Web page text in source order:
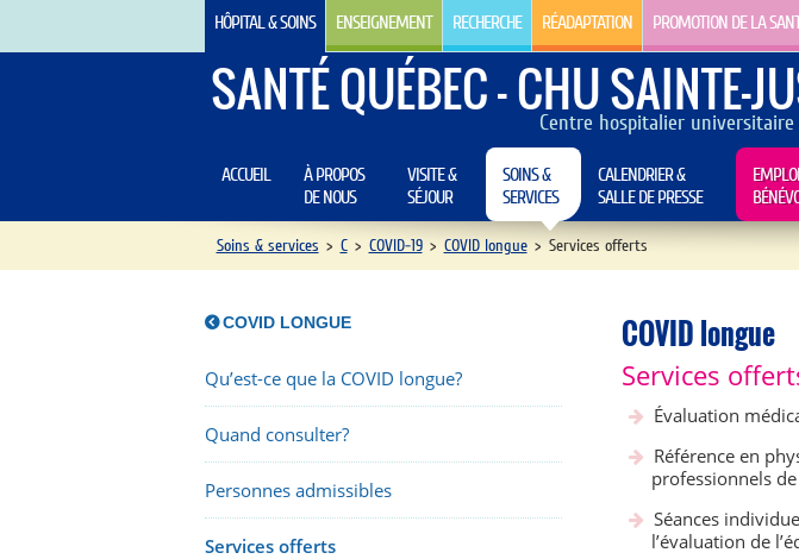
HÔPITAL & SOINS ENSEIGNEMENT RECHERCHE RÉADAPTATION PROMOTION DE LA
SANTÉ QUÉBEC - CHU SAINTE-
Centre hospitalier
ACCUEIL
À PROPOS
DE NOUS
VISITE &
SÉJOUR
SOINS &
SERVICES
CALENDRIER &
SALLE DE PRESSE
Soins & services > C > COVID-19 > COVID longue > Services offerts
COVID LONGUE
Qu’est-ce que la COVID longue?
Quand consulter?
Personnes admissibles
Services offerts
COVID longue
Services
Évaluation
Référence en
professionnels
Séances
l’évaluation de